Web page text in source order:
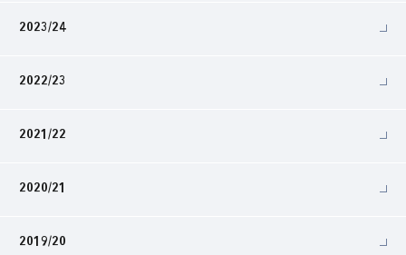
2023/24
2022/23
2021/22
2020/21
2019/20